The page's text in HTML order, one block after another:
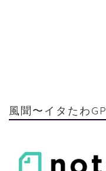
風聞〜イタたわGP